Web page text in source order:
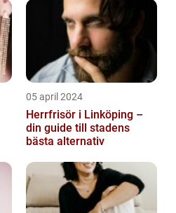
05 april 2024
Herrfrisör i Linköping –
din guide till stadens
bästa alternativ